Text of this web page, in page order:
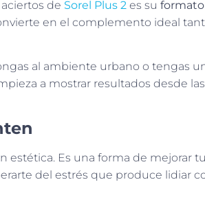
de Sorel Plus 2 es su
en el complemento ideal
al ambiente urbano o tengas
a mostrar resultados desde
estética. Es una forma de mejorar tu
del estrés que produce lidiar